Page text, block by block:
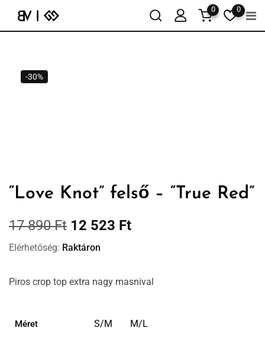
0
0
-30%
“Love Knot” felső – “True Red”
17 890Ft 12 523 Ft
Elérhetőség: Raktáron
Piros crop top extra nagy masnival
Méret S/M M/L